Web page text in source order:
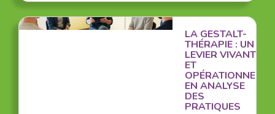
LA GESTALT-
THÉRAPIE : UN
LEVIER VIVANT
ET
OPÉRATIONNEL
EN ANALYSE
DES
PRATIQUES